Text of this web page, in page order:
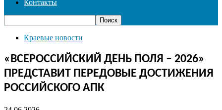
Контакты
Краевые новости
«ВСЕРОССИЙСКИЙ ДЕНЬ ПОЛЯ – 2026»
ПРЕДСТАВИТ ПЕРЕДОВЫЕ ДОСТИЖЕНИЯ
РОССИЙСКОГО АПК